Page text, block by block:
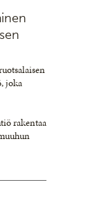
joka
rakentaa